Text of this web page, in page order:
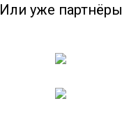
Или уже партнёры